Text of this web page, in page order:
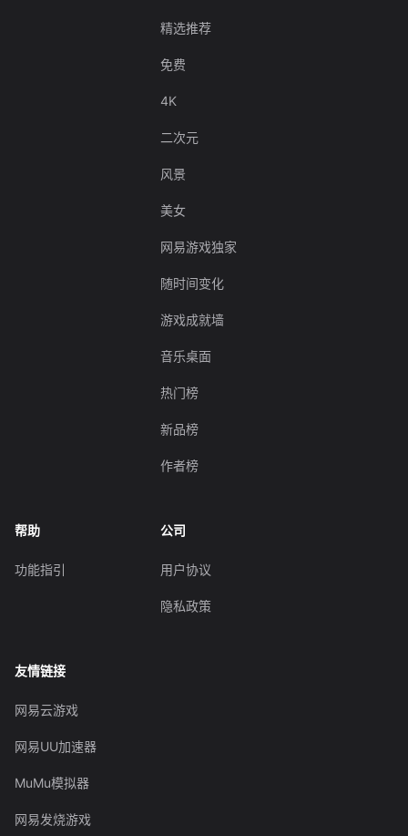
精选推荐
免费
4K
二次元
风景
美女
网易游戏独家
随时间变化
游戏成就墙
音乐桌面
热门榜
新品榜
作者榜
帮助
功能指引
公司
用户协议
隐私政策
友情链接
网易云游戏
网易UU加速器
MuMu模拟器
网易发烧游戏